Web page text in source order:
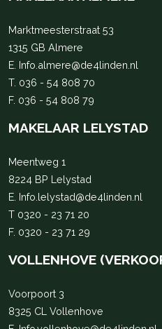
Marktmeesterstraat 53
1315 GB Almere
E. Info.almere@de4linden.nl
T. 036 - 54 808 70
F. 036 - 54 808 79
MAKELAAR LELYSTAD
Meentweg 1
8224 BP Lelystad
E. Info.lelystad@de4linden.nl
T 0320 - 23 71 20
F. 0320 - 23 71 29
VOLLENHOVE
Voorpoort 3
8325 CL Vollenhove